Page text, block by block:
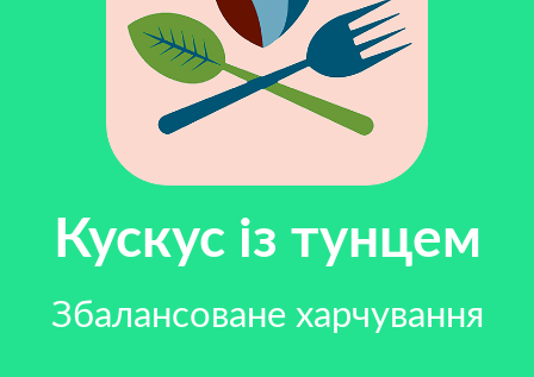
Кускус із тунцем
Збалансоване харчування